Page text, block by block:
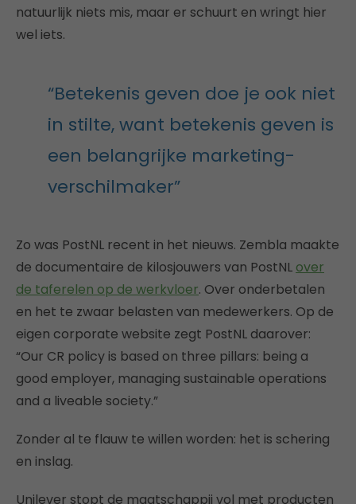
natuurlijk niets mis, maar er schuurt en wringt hier
wel iets.
“Betekenis geven doe je ook niet
in stilte, want betekenis geven is
een belangrijke marketing-
verschilmaker”
Zo was PostNL recent in het nieuws. Zembla maakte
de documentaire de kilosjouwers van PostNL over
de taferelen op de werkvloer. Over onderbetalen
en het te zwaar belasten van medewerkers. Op de
eigen corporate website zegt PostNL daarover:
“Our CR policy is based on three pillars: being a
good employer, managing sustainable operations
and a liveable society.”
Zonder al te flauw te willen worden: het is schering
en inslag.
Unilever stopt de maatschappij vol met producten